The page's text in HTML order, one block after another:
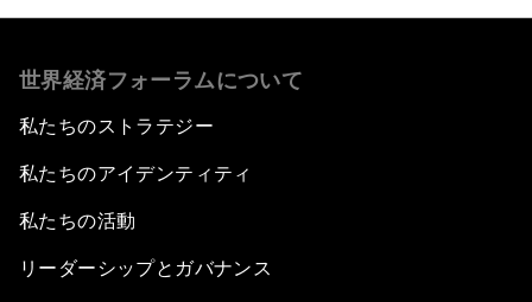
世界経済フォーラムについて
私たちのストラテジー
私たちのアイデンティティ
私たちの活動
リーダーシップとガバナンス